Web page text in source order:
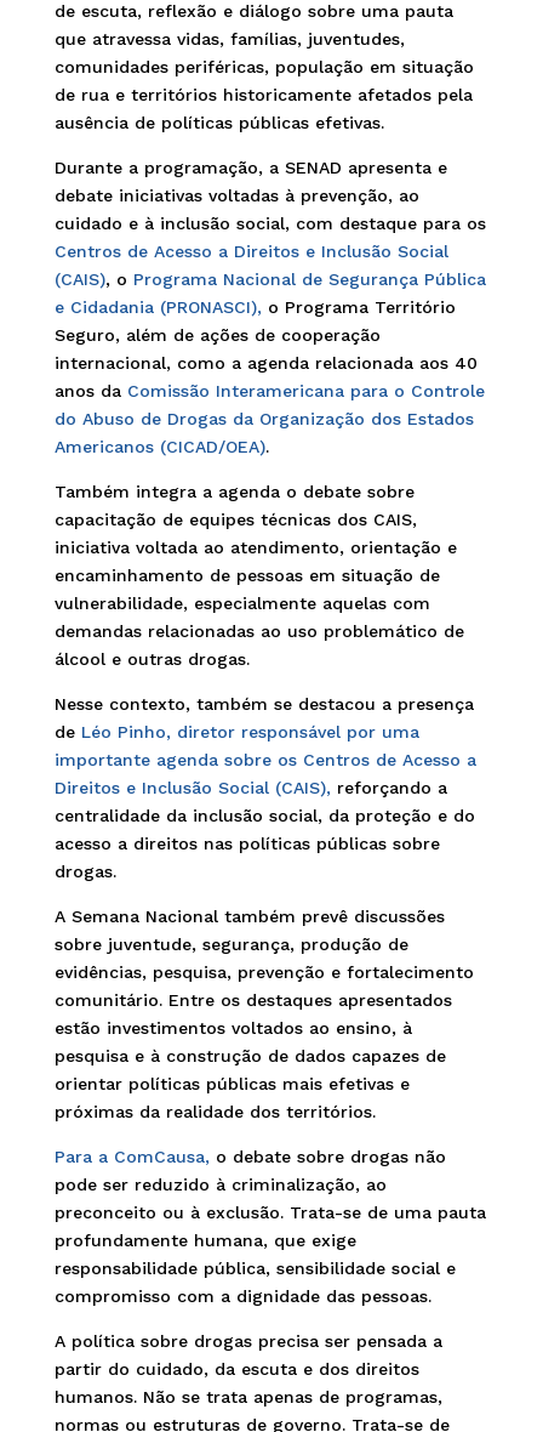
de escuta, reflexão e diálogo sobre uma pauta
que atravessa vidas, famílias, juventudes,
comunidades periféricas, população em situação
de rua e territórios historicamente afetados pela
ausência de políticas públicas efetivas.
Durante a programação, a SENAD apresenta e
debate iniciativas voltadas à prevenção, ao
cuidado e à inclusão social, com destaque para os
Centros de Acesso a Direitos e Inclusão Social
(CAIS), o Programa Nacional de Segurança Pública
e Cidadania (PRONASCI), o Programa Território
Seguro, além de ações de cooperação
internacional, como a agenda relacionada aos 40
anos da Comissão Interamericana para o Controle
do Abuso de Drogas da Organização dos Estados
Americanos (CICAD/OEA).
Também integra a agenda o debate sobre
capacitação de equipes técnicas dos CAIS,
iniciativa voltada ao atendimento, orientação e
encaminhamento de pessoas em situação de
vulnerabilidade, especialmente aquelas com
demandas relacionadas ao uso problemático de
álcool e outras drogas.
Nesse contexto, também se destacou a presença
de Léo Pinho, diretor responsável por uma
importante agenda sobre os Centros de Acesso a
Direitos e Inclusão Social (CAIS), reforçando a
centralidade da inclusão social, da proteção e do
acesso a direitos nas políticas públicas sobre
drogas.
A Semana Nacional também prevê discussões
sobre juventude, segurança, produção de
evidências, pesquisa, prevenção e fortalecimento
comunitário. Entre os destaques apresentados
estão investimentos voltados ao ensino, à
pesquisa e à construção de dados capazes de
orientar políticas públicas mais efetivas e
próximas da realidade dos territórios.
Para a ComCausa, o debate sobre drogas não
pode ser reduzido à criminalização, ao
preconceito ou à exclusão. Trata-se de uma pauta
profundamente humana, que exige
responsabilidade pública, sensibilidade social e
compromisso com a dignidade das pessoas.
A política sobre drogas precisa ser pensada a
partir do cuidado, da escuta e dos direitos
humanos. Não se trata apenas de programas,
normas ou estruturas de governo. Trata-se de